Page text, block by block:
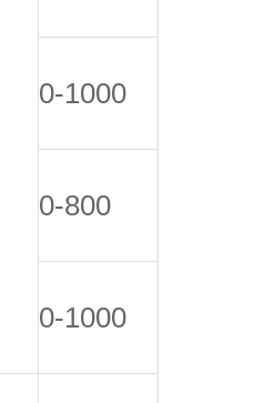
0-1000
0-800
0-1000